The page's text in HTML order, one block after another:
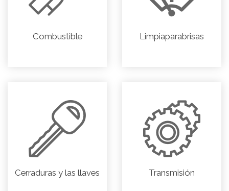
Combustible Limpiaparabrisas
Cerraduras y las llaves Transmisión